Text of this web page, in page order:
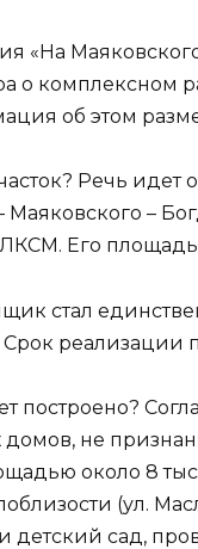
«На
о комплексном
об этом
Речь
Маяковского –
Его площадь
стал
реализации
построено?
домов, не
около 8
(ул.
детский сад,